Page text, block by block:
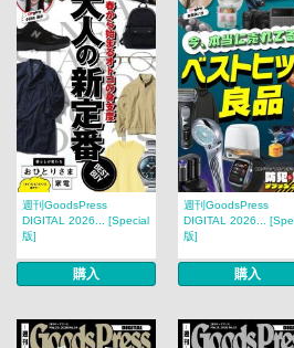
週刊GoodsPress
DIGITAL 2026... [Special
版]
購入
週刊GoodsPress
DIGITAL 2026...
版]
購入